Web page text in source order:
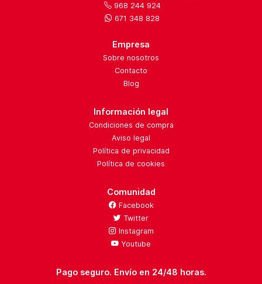
968 244 924
671 348 828
Empresa
Sobre nosotros
Contacto
Blog
Información legal
Condiciones de compra
Aviso legal
Política de privacidad
Política de cookies
Comunidad
Facebook
Twitter
Instagram
Youtube
Pago seguro. Envío en 24/48 horas.